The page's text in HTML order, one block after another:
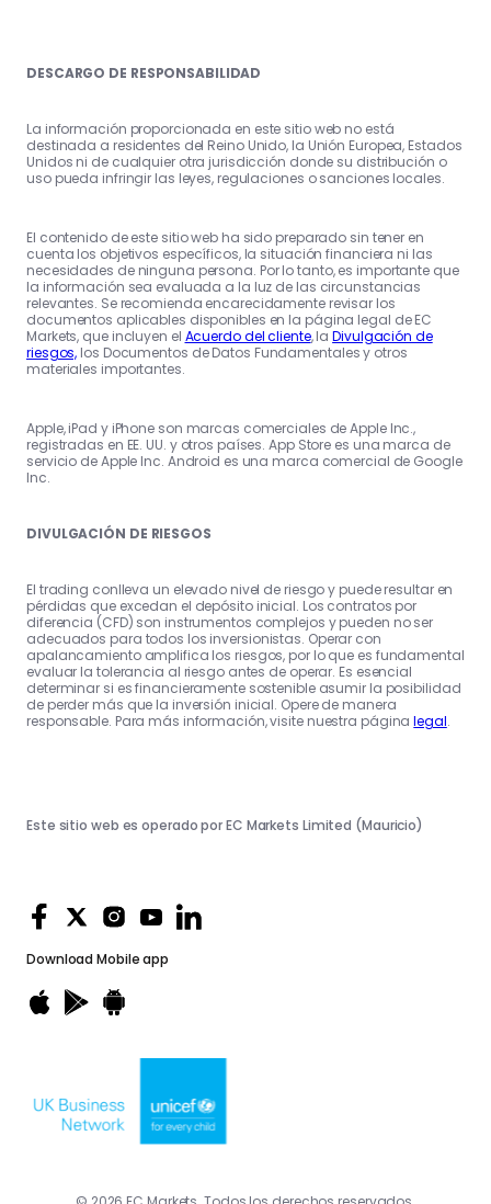
DESCARGO DE RESPONSABILIDAD
La información proporcionada en este sitio web no está
destinada a residentes del Reino Unido, la Unión Europea, Estados
Unidos ni de cualquier otra jurisdicción donde su distribución o
uso pueda infringir las leyes, regulaciones o sanciones locales.
El contenido de este sitio web ha sido preparado sin tener en
cuenta los objetivos específicos, la situación financiera ni las
necesidades de ninguna persona. Por lo tanto, es importante que
la información sea evaluada a la luz de las circunstancias
relevantes. Se recomienda encarecidamente revisar los
documentos aplicables disponibles en la página legal de EC
Markets, que incluyen el Acuerdo del cliente, laDivulgación de
riesgos, los Documentos de Datos Fundamentales y otros
materiales importantes.
Apple, iPad y iPhone son marcas comerciales de Apple Inc.,
registradas en EE. UU. y otros países. App Store es una marca de
servicio de Apple Inc. Android es una marca comercial de Google
Inc.
DIVULGACIÓN DE RIESGOS
El trading conlleva un elevado nivel de riesgo y puede resultar en
pérdidas que excedan el depósito inicial. Los contratos por
diferencia (CFD) son instrumentos complejos y pueden no ser
adecuados para todos los inversionistas. Operar con
apalancamiento amplifica los riesgos, por lo que es fundamental
evaluar la tolerancia al riesgo antes de operar. Es esencial
determinar si es financieramente sostenible asumir la posibilidad
de perder más que la inversión inicial. Opere de manera
responsable. Para más información, visite nuestra páginalegal.
Download Mobile app
Este sitio web es operado por EC Markets Limited (Mauricio)